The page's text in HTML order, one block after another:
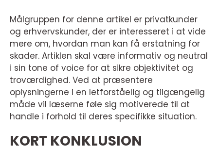
Målgruppen for denne artikel er privatkunder
og erhvervskunder, der er interesseret i at vide
mere om, hvordan man kan få erstatning for
skader. Artiklen skal være informativ og neutral
i sin tone of voice for at sikre objektivitet og
troværdighed. Ved at præsentere
oplysningerne i en letforståelig og tilgængelig
måde vil læserne føle sig motiverede til at
handle i forhold til deres specifikke situation.
KORT KONKLUSION